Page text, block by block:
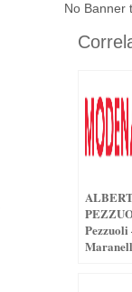
No Banner
Pezzuoli